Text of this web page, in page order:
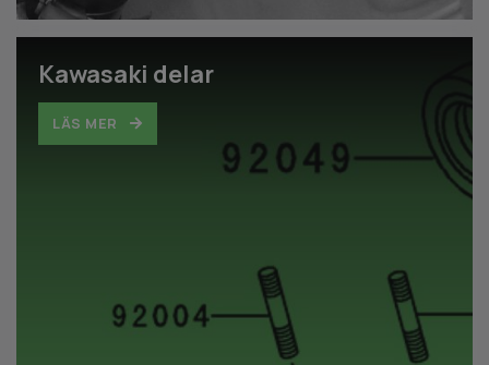
Kawasaki delar
LÄS MER